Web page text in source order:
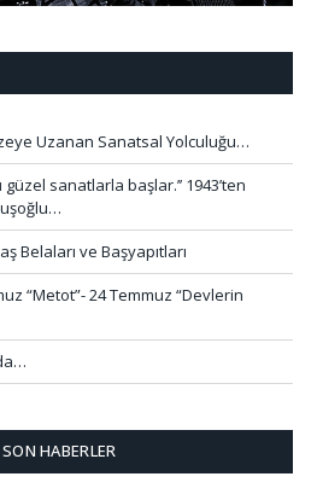
Uzanan Sanatsal Yolculuğu…
sanatlarla başlar.’’ 1943’ten
Belaları ve Başyapıtları
“Metot”- 24 Temmuz “Devlerin
SON HABERLER